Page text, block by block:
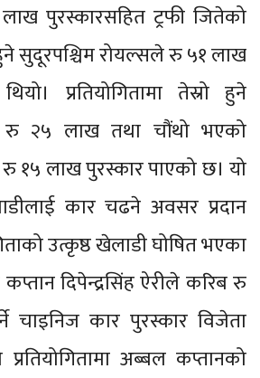
पुरस्कारसहित ट्रफी जितेको
सुदूरपश्चिम रोयल्सले रु ५१ लाख
प्रतियोगितामा तेस्रो हुने
रु २५ लाख तथा चौंथो भएको
१५ लाख पुरस्कार पाएको छ। यो
कार चढने अवसर प्रदान
उत्कृष्ठ खेलाडी घोषित भएका
दिपेन्द्रसिंह ऐरीले करिब रु
चाइनिज कार पुरस्कार विजेता
अब्बल कप्तानको